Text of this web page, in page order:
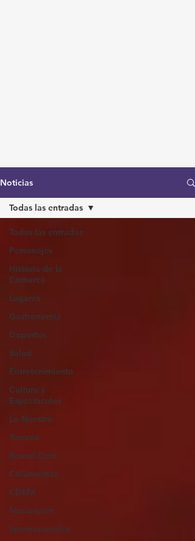
Noticias
Todas las entradas
Personajes
Historia de la
Comarca
Lugares
Gastronomía
Deportes
Salud
Entretenimiento
Cultura y
Espectáculos
Lo Nuestro
Torreón
Round Cero
Columnistas
CDMX
Nacionales
Internacionales
Todas las entradas